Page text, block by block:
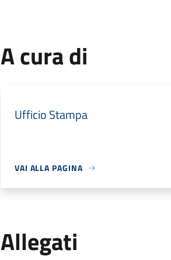
A cura di
Ufficio Stampa
VAI ALLA PAGINA
Allegati